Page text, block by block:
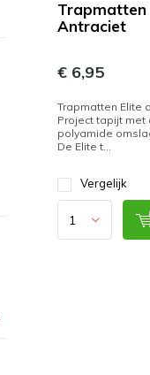
Trapmatten
Antraciet
€ 6,95
Trapmatten Elite
Project tapijt met
polyamide
De Elite t...
Vergelijk